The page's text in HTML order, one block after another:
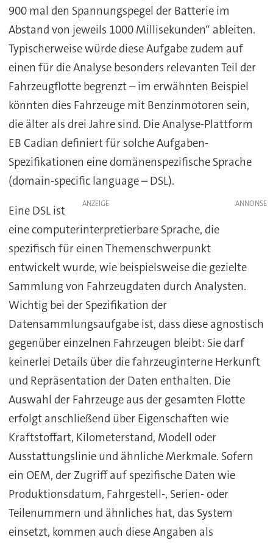
900 mal den Spannungspegel der Batterie im
Abstand von jeweils 1000 Millisekunden“ ableiten.
Typischerweise würde diese Aufgabe zudem auf
einen für die Analyse besonders relevanten Teil der
Fahrzeugflotte begrenzt – im erwähnten Beispiel
könnten dies Fahrzeuge mit Benzinmotoren sein,
die älter als drei Jahre sind. Die Analyse-Plattform
EB Cadian definiert für solche Aufgaben-
Spezifikationen eine domänenspezifische Sprache
(domain-specific language – DSL).
ANZEIGE
Eine DSL ist
eine computerinterpretierbare Sprache, die
spezifisch für einen Themenschwerpunkt
entwickelt wurde, wie beispielsweise die gezielte
Sammlung von Fahrzeugdaten durch Analysten.
Wichtig bei der Spezifikation der
Datensammlungsaufgabe ist, dass diese agnostisch
gegenüber einzelnen Fahrzeugen bleibt: Sie darf
keinerlei Details über die fahrzeuginterne Herkunft
und Repräsentation der Daten enthalten. Die
Auswahl der Fahrzeuge aus der gesamten Flotte
erfolgt anschließend über Eigenschaften wie
Kraftstoffart, Kilometerstand, Modell oder
Ausstattungslinie und ähnliche Merkmale. Sofern
ein OEM, der Zugriff auf spezifische Daten wie
Produktionsdatum, Fahrgestell-, Serien- oder
Teilenummern und ähnliches hat, das System
einsetzt, kommen auch diese Angaben als